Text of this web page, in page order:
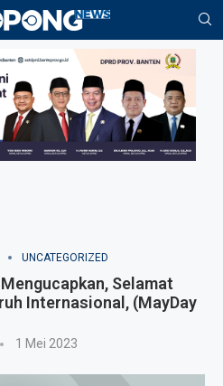
UNCATEGORIZED
Selamat
Internasional, (MayDay
1 Mei 2023